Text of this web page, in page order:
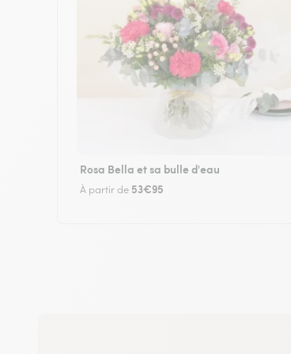
Rosa Bella et sa bulle d'eau
À partir de 53€95